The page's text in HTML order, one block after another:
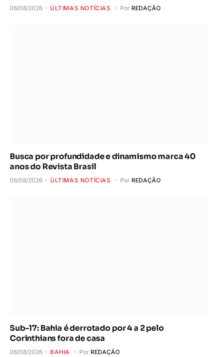
06/08/2026 ÚLTIMAS NOTÍCIAS Por REDAÇÃO
Busca por profundidade e dinamismo marca 40
anos do Revista Brasil
06/08/2026 ÚLTIMAS NOTÍCIAS Por REDAÇÃO
Sub-17: Bahia é derrotado por 4 a 2 pelo
Corinthians fora de casa
06/08/2026 BAHIA Por REDAÇÃO